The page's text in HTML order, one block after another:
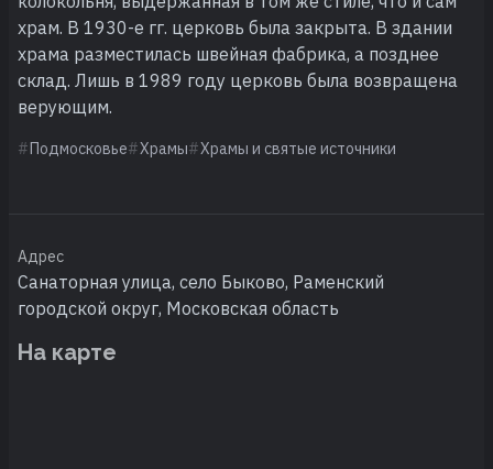
храм. В 1930-е гг. церковь была закрыта. В здании
храма разместилась швейная фабрика, а позднее
склад. Лишь в 1989 году церковь была возвращена
верующим.
Подмосковье Храмы Храмы и святые источники
Адрес
Санаторная улица, село Быково, Раменский
городской округ, Московская область
На карте